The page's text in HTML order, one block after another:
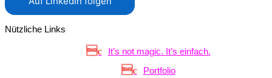
Nützliche Links
It’s not magic. It’s einfach.
Portfolio